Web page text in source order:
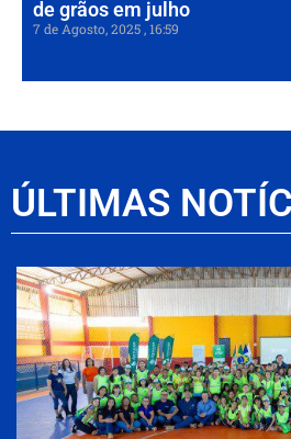
de grãos em julho
7 de Agosto, 2025 16:59
ÚLTIMAS